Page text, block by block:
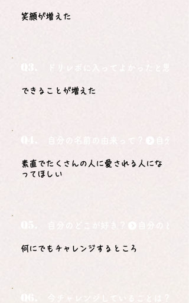
笑顔が増えた
できることが増えた
素直でたくさんの人に愛される人にな
ってほしい
何にでもチャレンジするところ
今チャレンジしていることは？